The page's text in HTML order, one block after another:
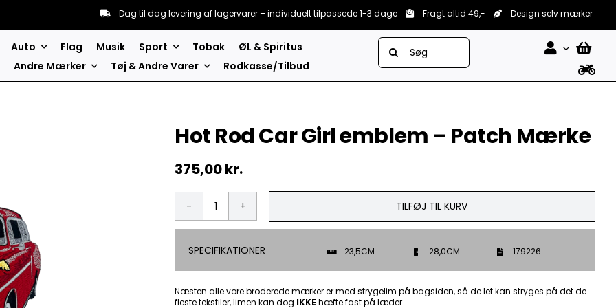
Dag til dag levering af lagervarer – individuelt tilpassede 1-3 dage Fragt altid 49,- Design selv mærker
Auto Flag Musik Sport Tobak
ØL & Spiritus
Andre Mærker
Tøj & Andre Varer Rodkasse/Tilbud
Søg
efter:
Hot Rod Car Girl emblem – Patch Mærke
375,00kr.
Hot
Rod
Girl
Patch
Mærke
TILFØJ TIL KURV
SPECIFIKATIONER 23,5CM 28,0CM 179226
Næsten alle vore broderede mærker er med strygelim på bagsiden, så de let kan stryges på det de
fleste tekstiler, limen kan dog IKKE hæfte fast på læder.